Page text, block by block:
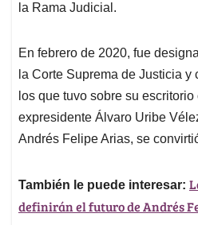
la Rama Judicial.
En febrero de 2020, fue
la Corte Suprema de Justicia y
los que tuvo sobre su escritorio
expresidente Álvaro Uribe
Andrés Felipe Arias, se
También le puede interesar:
definirán el futuro de Andrés